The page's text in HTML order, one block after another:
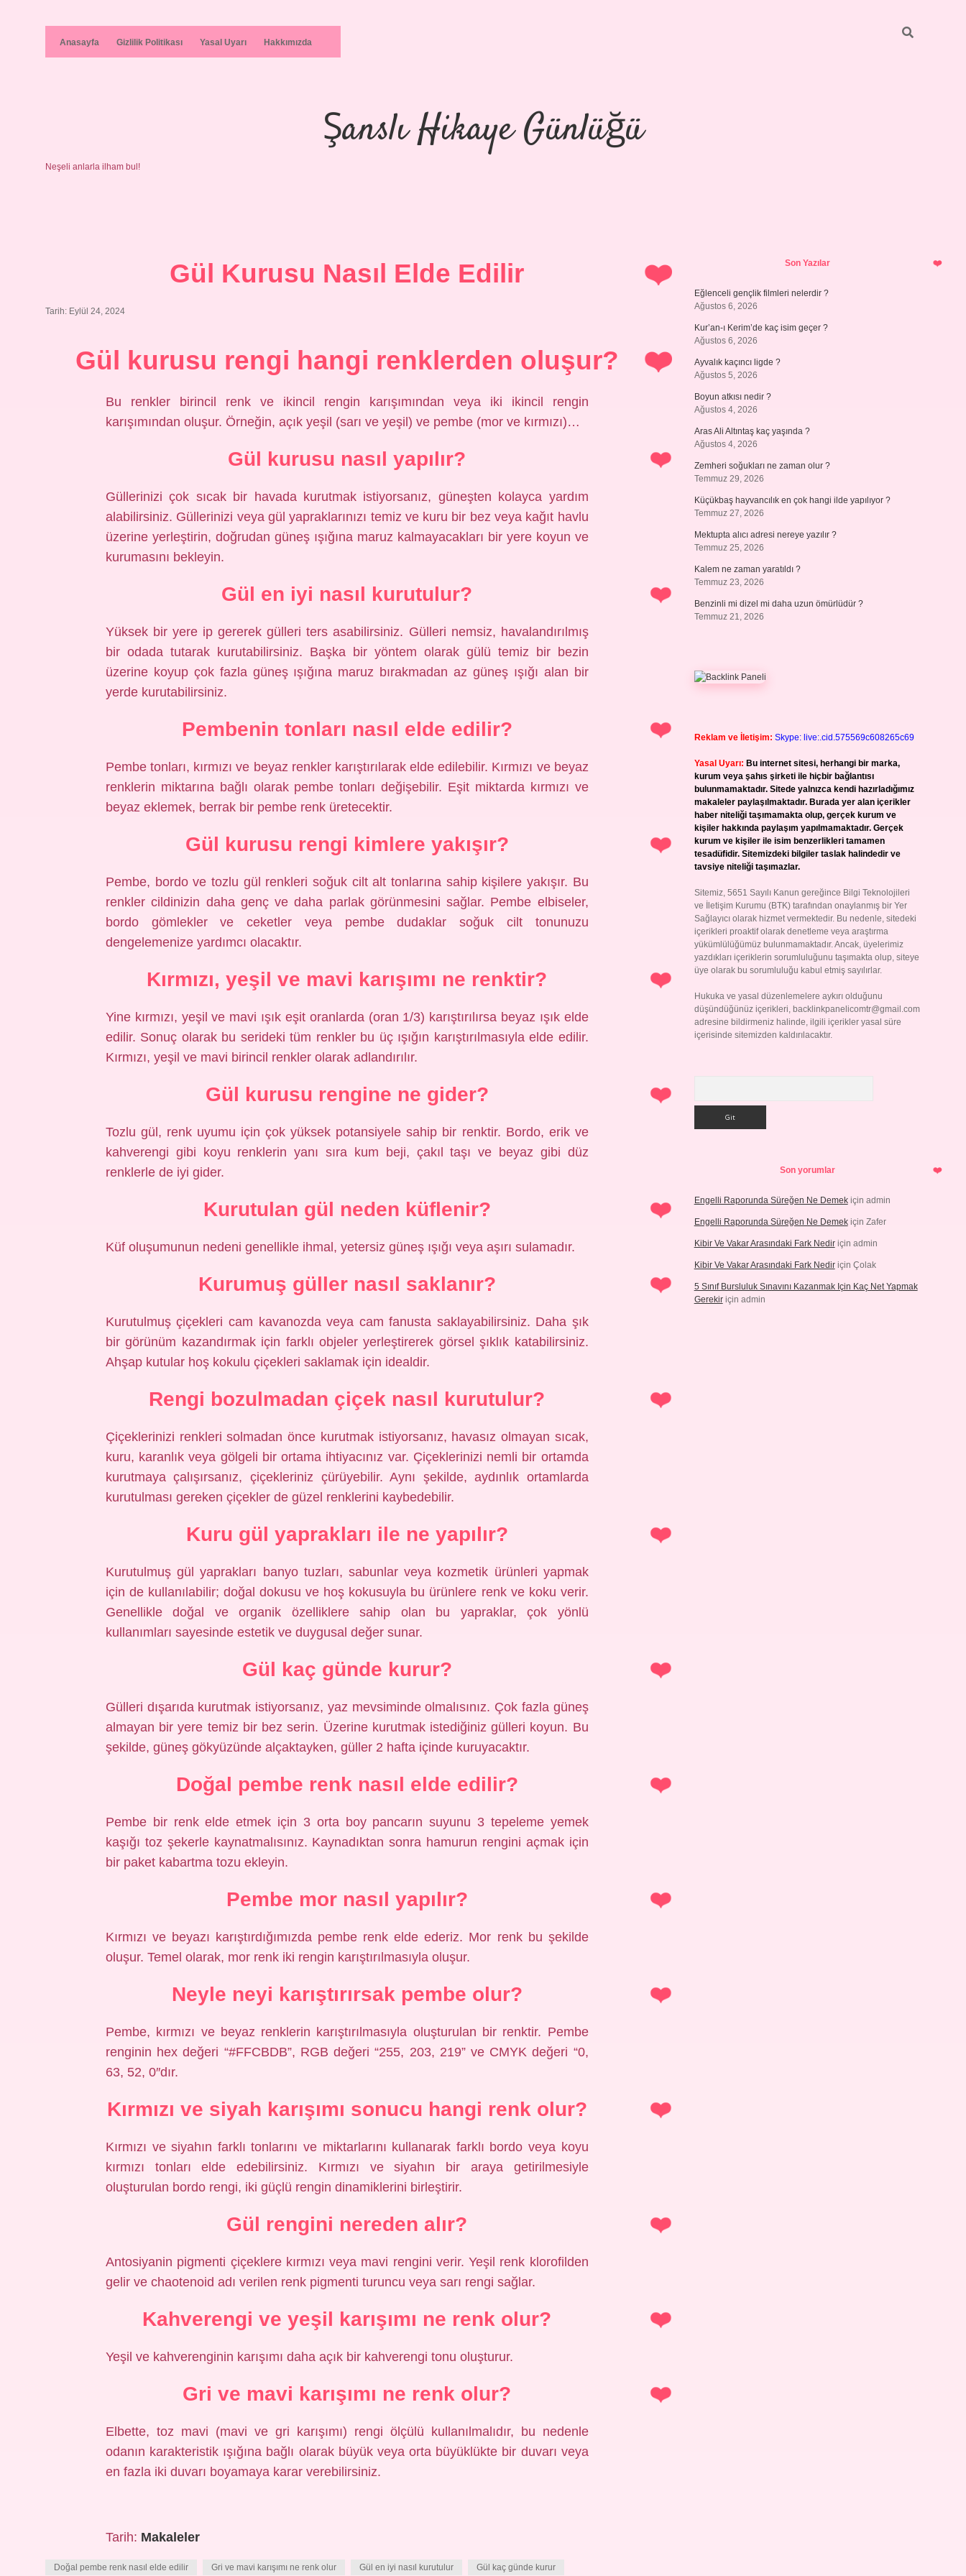
Anasayfa Gizlilik Politikası Yasal Uyarı Hakkımızda
Şanslı Hikaye Günlüğü
Neşeli anlarla ilham bul!
Gül Kurusu Nasıl Elde Edilir
Tarih: Eylül 24, 2024
Gül kurusu rengi hangi renklerden oluşur?
Bu renkler birincil renk ve ikincil rengin karışımından veya iki ikincil rengin
karışımından oluşur. Örneğin, açık yeşil (sarı ve yeşil) ve pembe (mor ve kırmızı)…
Gül kurusu nasıl yapılır?
Güllerinizi çok sıcak bir havada kurutmak istiyorsanız, güneşten kolayca yardım
alabilirsiniz. Güllerinizi veya gül yapraklarınızı temiz ve kuru bir bez veya kağıt havlu
üzerine yerleştirin, doğrudan güneş ışığına maruz kalmayacakları bir yere koyun ve
kurumasını bekleyin.
Gül en iyi nasıl kurutulur?
Yüksek bir yere ip gererek gülleri ters asabilirsiniz. Gülleri nemsiz, havalandırılmış
bir odada tutarak kurutabilirsiniz. Başka bir yöntem olarak gülü temiz bir bezin
üzerine koyup çok fazla güneş ışığına maruz bırakmadan az güneş ışığı alan bir
yerde kurutabilirsiniz.
Pembenin tonları nasıl elde edilir?
Pembe tonları, kırmızı ve beyaz renkler karıştırılarak elde edilebilir. Kırmızı ve beyaz
renklerin miktarına bağlı olarak pembe tonları değişebilir. Eşit miktarda kırmızı ve
beyaz eklemek, berrak bir pembe renk üretecektir.
Gül kurusu rengi kimlere yakışır?
Pembe, bordo ve tozlu gül renkleri soğuk cilt alt tonlarına sahip kişilere yakışır. Bu
renkler cildinizin daha genç ve daha parlak görünmesini sağlar. Pembe elbiseler,
bordo gömlekler ve ceketler veya pembe dudaklar soğuk cilt tonunuzu
dengelemenize yardımcı olacaktır.
Kırmızı, yeşil ve mavi karışımı ne renktir?
Yine kırmızı, yeşil ve mavi ışık eşit oranlarda (oran 1/3) karıştırılırsa beyaz ışık elde
edilir. Sonuç olarak bu serideki tüm renkler bu üç ışığın karıştırılmasıyla elde edilir.
Kırmızı, yeşil ve mavi birincil renkler olarak adlandırılır.
Gül kurusu rengine ne gider?
Tozlu gül, renk uyumu için çok yüksek potansiyele sahip bir renktir. Bordo, erik ve
kahverengi gibi koyu renklerin yanı sıra kum beji, çakıl taşı ve beyaz gibi düz
renklerle de iyi gider.
Kurutulan gül neden küflenir?
Küf oluşumunun nedeni genellikle ihmal, yetersiz güneş ışığı veya aşırı sulamadır.
Kurumuş güller nasıl saklanır?
Kurutulmuş çiçekleri cam kavanozda veya cam fanusta saklayabilirsiniz. Daha şık
bir görünüm kazandırmak için farklı objeler yerleştirerek görsel şıklık katabilirsiniz.
Ahşap kutular hoş kokulu çiçekleri saklamak için idealdir.
Rengi bozulmadan çiçek nasıl kurutulur?
Çiçeklerinizi renkleri solmadan önce kurutmak istiyorsanız, havasız olmayan sıcak,
kuru, karanlık veya gölgeli bir ortama ihtiyacınız var. Çiçeklerinizi nemli bir ortamda
kurutmaya çalışırsanız, çiçekleriniz çürüyebilir. Aynı şekilde, aydınlık ortamlarda
kurutulması gereken çiçekler de güzel renklerini kaybedebilir.
Kuru gül yaprakları ile ne yapılır?
Kurutulmuş gül yaprakları banyo tuzları, sabunlar veya kozmetik ürünleri yapmak
için de kullanılabilir; doğal dokusu ve hoş kokusuyla bu ürünlere renk ve koku verir.
Genellikle doğal ve organik özelliklere sahip olan bu yapraklar, çok yönlü
kullanımları sayesinde estetik ve duygusal değer sunar.
Gül kaç günde kurur?
Gülleri dışarıda kurutmak istiyorsanız, yaz mevsiminde olmalısınız. Çok fazla güneş
almayan bir yere temiz bir bez serin. Üzerine kurutmak istediğiniz gülleri koyun. Bu
şekilde, güneş gökyüzünde alçaktayken, güller 2 hafta içinde kuruyacaktır.
Doğal pembe renk nasıl elde edilir?
Pembe bir renk elde etmek için 3 orta boy pancarın suyunu 3 tepeleme yemek
kaşığı toz şekerle kaynatmalısınız. Kaynadıktan sonra hamurun rengini açmak için
bir paket kabartma tozu ekleyin.
Pembe mor nasıl yapılır?
Kırmızı ve beyazı karıştırdığımızda pembe renk elde ederiz. Mor renk bu şekilde
oluşur. Temel olarak, mor renk iki rengin karıştırılmasıyla oluşur.
Neyle neyi karıştırırsak pembe olur?
Pembe, kırmızı ve beyaz renklerin karıştırılmasıyla oluşturulan bir renktir. Pembe
renginin hex değeri “#FFCBDB”, RGB değeri “255, 203, 219” ve CMYK değeri “0,
63, 52, 0″dır.
Kırmızı ve siyah karışımı sonucu hangi renk olur?
Kırmızı ve siyahın farklı tonlarını ve miktarlarını kullanarak farklı bordo veya koyu
kırmızı tonları elde edebilirsiniz. Kırmızı ve siyahın bir araya getirilmesiyle
oluşturulan bordo rengi, iki güçlü rengin dinamiklerini birleştirir.
Gül rengini nereden alır?
Antosiyanin pigmenti çiçeklere kırmızı veya mavi rengini verir. Yeşil renk klorofilden
gelir ve chaotenoid adı verilen renk pigmenti turuncu veya sarı rengi sağlar.
Kahverengi ve yeşil karışımı ne renk olur?
Yeşil ve kahverenginin karışımı daha açık bir kahverengi tonu oluşturur.
Gri ve mavi karışımı ne renk olur?
Elbette, toz mavi (mavi ve gri karışımı) rengi ölçülü kullanılmalıdır, bu nedenle
odanın karakteristik ışığına bağlı olarak büyük veya orta büyüklükte bir duvarı veya
en fazla iki duvarı boyamaya karar verebilirsiniz.
Tarih: Makaleler
Doğal pembe renk nasıl elde edilir Gri ve mavi karışımı ne renk olur Gül en iyi nasıl kurutulur Gül kaç günde kurur
SidebarSon Yazılar
Eğlenceli gençlik filmleri nelerdir ?
Ağustos 6, 2026
Kur’an-ı Kerim’de kaç isim geçer ?
Ağustos 6, 2026
Ayvalık kaçıncı ligde ?
Ağustos 5, 2026
Boyun atkısı nedir ?
Ağustos 4, 2026
Aras Ali Altıntaş kaç yaşında ?
Ağustos 4, 2026
Zemheri soğukları ne zaman olur ?
Temmuz 29, 2026
Küçükbaş hayvancılık en çok hangi ilde yapılıyor ?
Temmuz 27, 2026
Mektupta alıcı adresi nereye yazılır ?
Temmuz 25, 2026
Kalem ne zaman yaratıldı ?
Temmuz 23, 2026
Benzinli mi dizel mi daha uzun ömürlüdür ?
Temmuz 21, 2026
Reklam ve İletişim: Skype: live:.cid.575569c608265c69
Yasal Uyarı: Bu internet sitesi, herhangi bir marka,
kurum veya şahıs şirketi ile hiçbir bağlantısı
bulunmamaktadır. Sitede yalnızca kendi hazırladığımız
makaleler paylaşılmaktadır. Burada yer alan içerikler
haber niteliği taşımamakta olup, gerçek kurum ve
kişiler hakkında paylaşım yapılmamaktadır. Gerçek
kurum ve kişiler ile isim benzerlikleri tamamen
tesadüfidir. Sitemizdeki bilgiler taslak halindedir ve
tavsiye niteliği taşımazlar.
Sitemiz, 5651 Sayılı Kanun gereğince Bilgi Teknolojileri
ve İletişim Kurumu (BTK) tarafından onaylanmış bir Yer
Sağlayıcı olarak hizmet vermektedir. Bu nedenle, sitedeki
içerikleri proaktif olarak denetleme veya araştırma
yükümlülüğümüz bulunmamaktadır. Ancak, üyelerimiz
yazdıkları içeriklerin sorumluluğunu taşımakta olup, siteye
üye olarak bu sorumluluğu kabul etmiş sayılırlar.
Hukuka ve yasal düzenlemelere aykırı olduğunu
düşündüğünüz içerikleri, backlinkpanelicomtr@gmail.com
adresine bildirmeniz halinde, ilgili içerikler yasal süre
içerisinde sitemizden kaldırılacaktır.
Son yorumlar
Engelli Raporunda Süreğen Ne Demekiçin admin
Engelli Raporunda Süreğen Ne Demekiçin Zafer
Kibir Ve Vakar Arasındaki Fark Nediriçin admin
Kibir Ve Vakar Arasındaki Fark Nediriçin Çolak
5 Sınıf Bursluluk Sınavını Kazanmak Için Kaç Net Yapmak
Gerekiriçin admin